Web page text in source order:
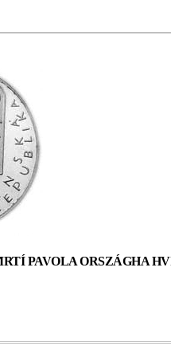
PAVOLA ORSZÁGHA